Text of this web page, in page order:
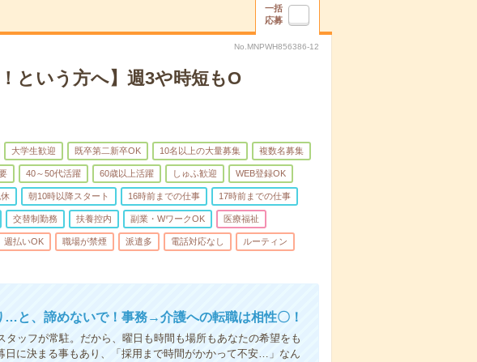
一括
応募
No.MNPWH856386-12
という方へ】週3や時短もO
大学生歓迎 既卒第二新卒OK 10名以上の大量募集 複数名募集
40～50代活躍 60歳以上活躍 しゅふ歓迎 WEB登録OK
朝10時以降スタート 16時前までの仕事 17時前までの仕事
交替制勤務 扶養控内 副業・WワークOK 医療福祉
週払いOK 職場が禁煙 派遣多 電話対応なし ルーティン
…と、諦めないで！事務→介護への転職は相性〇！
ッフが常駐。だから、曜日も時間も場所もあなたの希望をも
日に決まる事もあり、「採用まで時間がかかって不安…」なん